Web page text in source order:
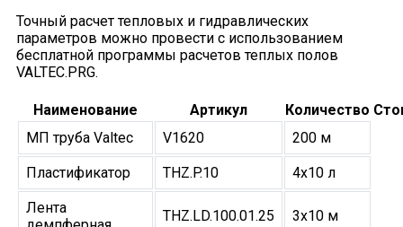
Точный расчет тепловых и гидравлических
параметров можно провести с использованием
бесплатной программы расчетов теплых полов
VALTEC.PRG.
Наименование Артикул Количество
МП труба Valtec
V1620 200 м
Пластификатор THZ.P.10 4х10 л
Лента
THZ.LD.100.01.25 3х10 м